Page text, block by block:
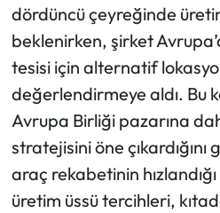
dördüncü çeyreğinde
beklenirken, şirket
tesisi için alternatif
değerlendirmeye aldı. Bu
Avrupa Birliği pazarına
stratejisini öne
araç rekabetinin
üretim üssü tercihleri,